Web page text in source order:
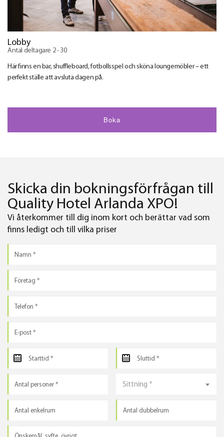
Lobby
Antal deltagare 2 - 30
Här finns en bar, shuffleboard, fotbollsspel och sköna loungemöbler – ett
perfekt ställe att avsluta dagen på.
Boka
Skicka din bokningsförfrågan till
Quality Hotel Arlanda XPO!
Vi återkommer till dig inom kort och berättar vad som
finns ledigt och till vilka priser
Sittning *